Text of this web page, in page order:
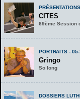
CITES
69ème Session
PORTRAITS -
Gringo
So long
DOSSIERS